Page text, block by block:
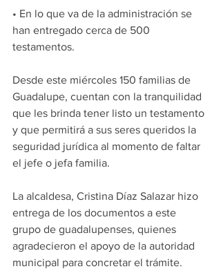
• En lo que va de la administración se
han entregado cerca de 500
testamentos.
Desde este miércoles 150 familias de
Guadalupe, cuentan con la tranquilidad
que les brinda tener listo un testamento
y que permitirá a sus seres queridos la
seguridad jurídica al momento de faltar
el jefe o jefa familia.
La alcaldesa, Cristina Díaz Salazar hizo
entrega de los documentos a este
grupo de guadalupenses, quienes
agradecieron el apoyo de la autoridad
municipal para concretar el trámite.